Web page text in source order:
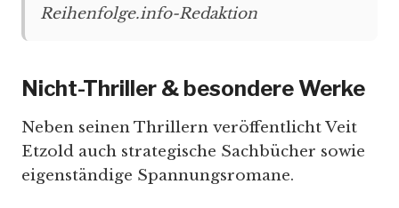
Reihenfolge.info-Redaktion
Nicht-Thriller & besondere Werke
Neben seinen Thrillern veröffentlicht Veit
Etzold auch strategische Sachbücher sowie
eigenständige Spannungsromane.